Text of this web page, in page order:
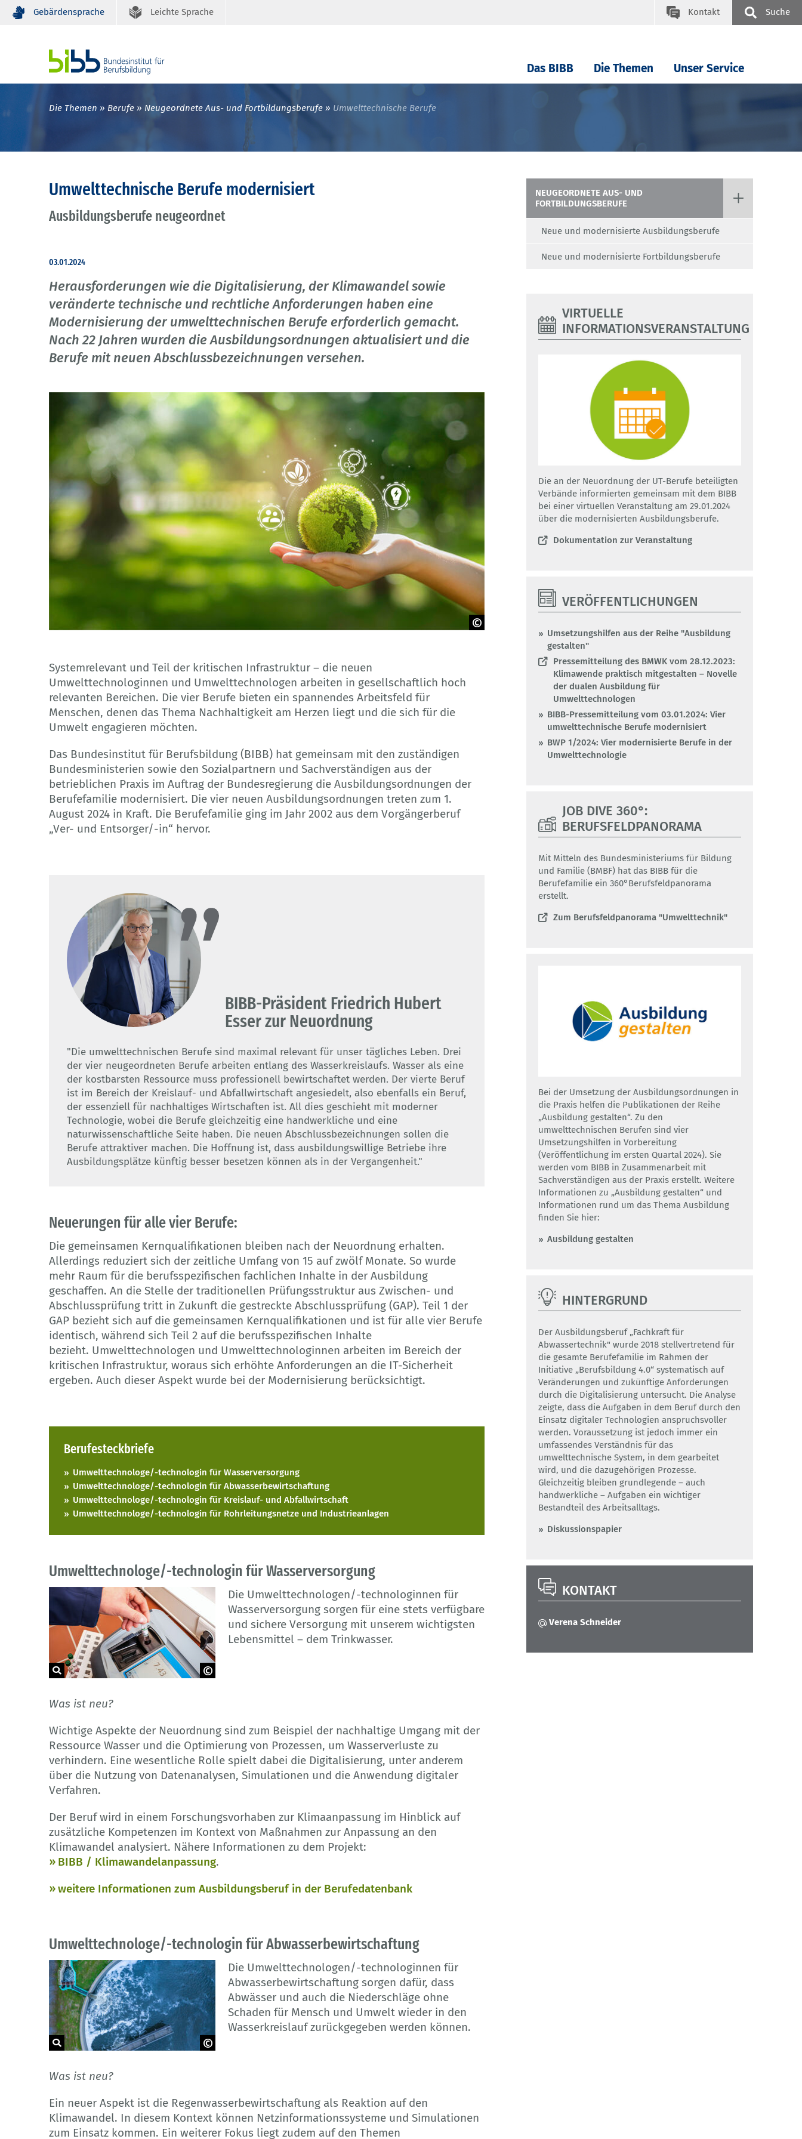
Gebärdensprache Leichte Sprache Kontakt Suche
Das BIBB Die Themen Unser Service
Die Themen Berufe Neugeordnete Aus- und Fortbildungsberufe Umwelttechnische Berufe
Umwelttechnische Berufe modernisiert
Ausbildungsberufe neugeordnet
03.01.2024
Herausforderungen wie die Digitalisierung, der Klimawandel sowie
veränderte technische und rechtliche Anforderungen haben eine
Modernisierung der umwelttechnischen Berufe erforderlich gemacht.
Nach 22 Jahren wurden die Ausbildungsordnungen aktualisiert und die
Berufe mit neuen Abschlussbezeichnungen versehen.
Systemrelevant und Teil der kritischen Infrastruktur – die neuen
Umwelttechnologinnen und Umwelttechnologen arbeiten in gesellschaftlich hoch
relevanten Bereichen. Die vier Berufe bieten ein spannendes Arbeitsfeld für
Menschen, denen das Thema Nachhaltigkeit am Herzen liegt und die sich für die
Umwelt engagieren möchten.
Das Bundesinstitut für Berufsbildung (BIBB) hat gemeinsam mit den zuständigen
Bundesministerien sowie den Sozialpartnern und Sachverständigen aus der
betrieblichen Praxis im Auftrag der Bundesregierung die Ausbildungsordnungen der
Berufefamilie modernisiert. Die vier neuen Ausbildungsordnungen treten zum 1.
August 2024 in Kraft. Die Berufefamilie ging im Jahr 2002 aus dem Vorgängerberuf
„Ver- und Entsorger/-in“ hervor.
BIBB-Präsident Friedrich Hubert
Esser zur Neuordnung
"Die umwelttechnischen Berufe sind maximal relevant für unser tägliches Leben. Drei
der vier neugeordneten Berufe arbeiten entlang des Wasserkreislaufs. Wasser als eine
der kostbarsten Ressource muss professionell bewirtschaftet werden. Der vierte Beruf
ist im Bereich der Kreislauf- und Abfallwirtschaft angesiedelt, also ebenfalls ein Beruf,
der essenziell für nachhaltiges Wirtschaften ist. All dies geschieht mit moderner
Technologie, wobei die Berufe gleichzeitig eine handwerkliche und eine
naturwissenschaftliche Seite haben. Die neuen Abschlussbezeichnungen sollen die
Berufe attraktiver machen. Die Hoffnung ist, dass ausbildungswillige Betriebe ihre
Ausbildungsplätze künftig besser besetzen können als in der Vergangenheit."
Neuerungen für alle vier Berufe:
Die gemeinsamen Kernqualifikationen bleiben nach der Neuordnung erhalten.
Allerdings reduziert sich der zeitliche Umfang von 15 auf zwölf Monate. So wurde
mehr Raum für die berufsspezifischen fachlichen Inhalte in der Ausbildung
geschaffen. An die Stelle der traditionellen Prüfungsstruktur aus Zwischen- und
Abschlussprüfung tritt in Zukunft die gestreckte Abschlussprüfung (GAP). Teil 1 der
GAP bezieht sich auf die gemeinsamen Kernqualifikationen und ist für alle vier Berufe
identisch, während sich Teil 2 auf die berufsspezifischen Inhalte
bezieht. Umwelttechnologen und Umwelttechnologinnen arbeiten im Bereich der
kritischen Infrastruktur, woraus sich erhöhte Anforderungen an die IT-Sicherheit
ergeben. Auch dieser Aspekt wurde bei der Modernisierung berücksichtigt.
Berufesteckbriefe
Umwelttechnologe/-technologin für Wasserversorgung
Umwelttechnologe/-technologin für Abwasserbewirtschaftung
Umwelttechnologe/-technologin für Kreislauf- und Abfallwirtschaft
Umwelttechnologe/-technologin für Rohrleitungsnetze und Industrieanlagen
Umwelttechnologe/-technologin für Wasserversorgung
Die Umwelttechnologen/-technologinnen für
Wasserversorgung sorgen für eine stets verfügbare
und sichere Versorgung mit unserem wichtigsten
Lebensmittel – dem Trinkwasser.
Was ist neu?
Wichtige Aspekte der Neuordnung sind zum Beispiel der nachhaltige Umgang mit der
Ressource Wasser und die Optimierung von Prozessen, um Wasserverluste zu
verhindern. Eine wesentliche Rolle spielt dabei die Digitalisierung, unter anderem
über die Nutzung von Datenanalysen, Simulationen und die Anwendung digitaler
Verfahren.
Der Beruf wird in einem Forschungsvorhaben zur Klimaanpassung im Hinblick auf
zusätzliche Kompetenzen im Kontext von Maßnahmen zur Anpassung an den
Klimawandel analysiert. Nähere Informationen zu dem Projekt:
BIBB / Klimawandelanpassung.
weitere Informationen zum Ausbildungsberuf in der Berufedatenbank
Umwelttechnologe/-technologin für Abwasserbewirtschaftung
Die Umwelttechnologen/-technologinnen für
Abwasserbewirtschaftung sorgen dafür, dass
Abwässer und auch die Niederschläge ohne
Schaden für Mensch und Umwelt wieder in den
Wasserkreislauf zurückgegeben werden können.
Was ist neu?
Ein neuer Aspekt ist die Regenwasserbewirtschaftung als Reaktion auf den
Klimawandel. In diesem Kontext können Netzinformationssysteme und Simulationen
zum Einsatz kommen. Ein weiterer Fokus liegt zudem auf den Themen
NEUGEORDNETE AUS- UND
FORTBILDUNGSBERUFE
Neue und modernisierte Ausbildungsberufe
Neue und modernisierte Fortbildungsberufe
VIRTUELLE
INFORMATIONSVERANSTALTUNG
Die an der Neuordnung der UT-Berufe beteiligten
Verbände informierten gemeinsam mit dem BIBB
bei einer virtuellen Veranstaltung am 29.01.2024
über die modernisierten Ausbildungsberufe.
Dokumentation zur Veranstaltung
VERÖFFENTLICHUNGEN
Umsetzungshilfen aus der Reihe "Ausbildung
gestalten"
Pressemitteilung des BMWK vom 28.12.2023:
Klimawende praktisch mitgestalten – Novelle
der dualen Ausbildung für
Umwelttechnologen
BIBB-Pressemitteilung vom 03.01.2024: Vier
umwelttechnische Berufe modernisiert
BWP 1/2024: Vier modernisierte Berufe in der
Umwelttechnologie
JOB DIVE 360°:
BERUFSFELDPANORAMA
Mit Mitteln des Bundesministeriums für Bildung
und Familie (BMBF) hat das BIBB für die
Berufefamilie ein 360°Berufsfeldpanorama
erstellt.
Zum Berufsfeldpanorama "Umwelttechnik"
Bei der Umsetzung der Ausbildungsordnungen in
die Praxis helfen die Publikationen der Reihe
„Ausbildung gestalten“. Zu den
umwelttechnischen Berufen sind vier
Umsetzungshilfen in Vorbereitung
(Veröffentlichung im ersten Quartal 2024). Sie
werden vom BIBB in Zusammenarbeit mit
Sachverständigen aus der Praxis erstellt. Weitere
Informationen zu „Ausbildung gestalten“ und
Informationen rund um das Thema Ausbildung
finden Sie hier:
Ausbildung gestalten
HINTERGRUND
Der Ausbildungsberuf „Fachkraft für
Abwassertechnik" wurde 2018 stellvertretend für
die gesamte Berufefamilie im Rahmen der
Initiative „Berufsbildung 4.0“ systematisch auf
Veränderungen und zukünftige Anforderungen
durch die Digitalisierung untersucht. Die Analyse
zeigte, dass die Aufgaben in dem Beruf durch den
Einsatz digitaler Technologien anspruchsvoller
werden. Voraussetzung ist jedoch immer ein
umfassendes Verständnis für das
umwelttechnische System, in dem gearbeitet
wird, und die dazugehörigen Prozesse.
Gleichzeitig bleiben grundlegende – auch
handwerkliche – Aufgaben ein wichtiger
Bestandteil des Arbeitsalltags.
Diskussionspapier
KONTAKT
Verena Schneider